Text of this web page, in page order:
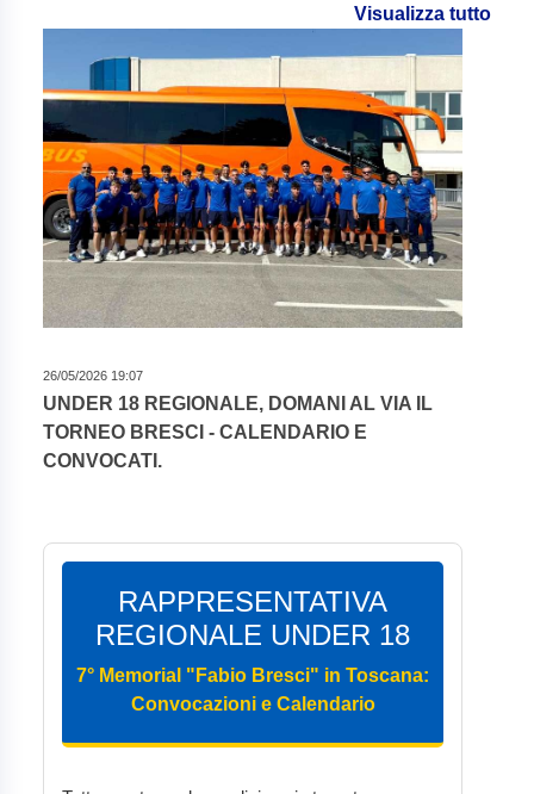
Visualizza tutto
26/05/2026 19:07
UNDER 18 REGIONALE, DOMANI AL VIA IL
TORNEO BRESCI - CALENDARIO E
CONVOCATI.
RAPPRESENTATIVA
REGIONALE UNDER 18
7° Memorial "Fabio Bresci" in Toscana:
Convocazioni e Calendario